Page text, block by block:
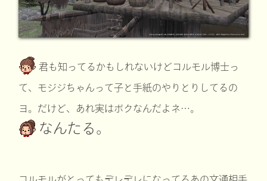
君も知ってるかもしれないけどコルモル博士っ
て、モジジちゃんって子と手紙のやりとりしてるの
ヨ。だけど、あれ実はボクなんだよネ…。
なんたる。